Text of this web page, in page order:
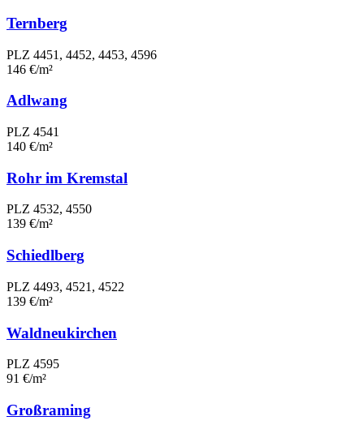
Ternberg
PLZ 4451, 4452, 4453, 4596
146 €/m²
Adlwang
PLZ 4541
140 €/m²
Rohr im Kremstal
PLZ 4532, 4550
139 €/m²
Schiedlberg
PLZ 4493, 4521, 4522
139 €/m²
Waldneukirchen
PLZ 4595
91 €/m²
Großraming